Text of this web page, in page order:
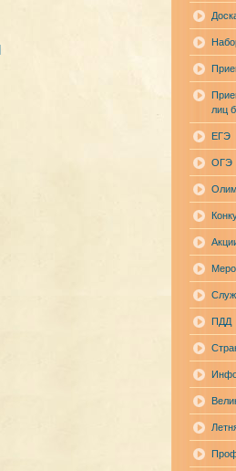
лиц
ЕГЭ
ОГЭ
ПДД